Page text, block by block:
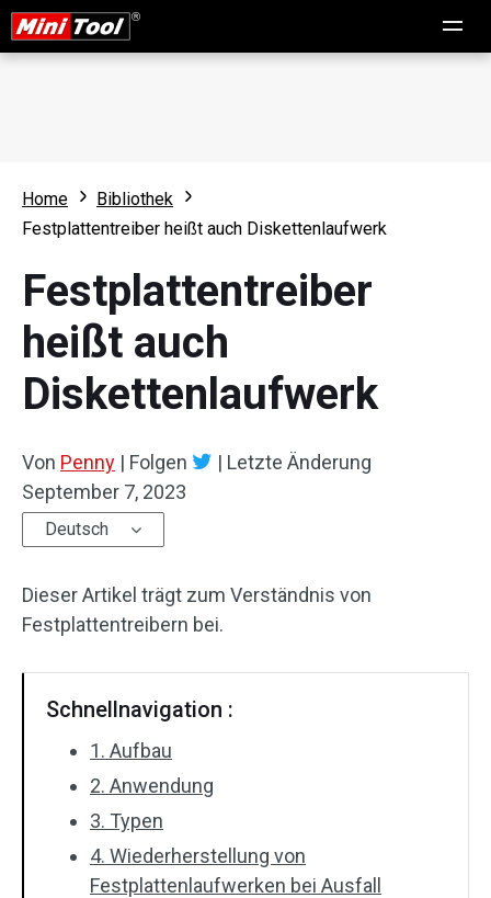
Home
Bibliothek
Festplattentreiber heißt auch Diskettenlaufwerk
Festplattentreiber
heißt auch
Diskettenlaufwerk
Von Penny | Folgen | Letzte Änderung
September 7, 2023
Deutsch
Dieser Artikel trägt zum Verständnis von
Festplattentreibern bei.
Schnellnavigation :
1. Aufbau
2. Anwendung
3. Typen
4. Wiederherstellung von
Festplattenlaufwerken bei Ausfall